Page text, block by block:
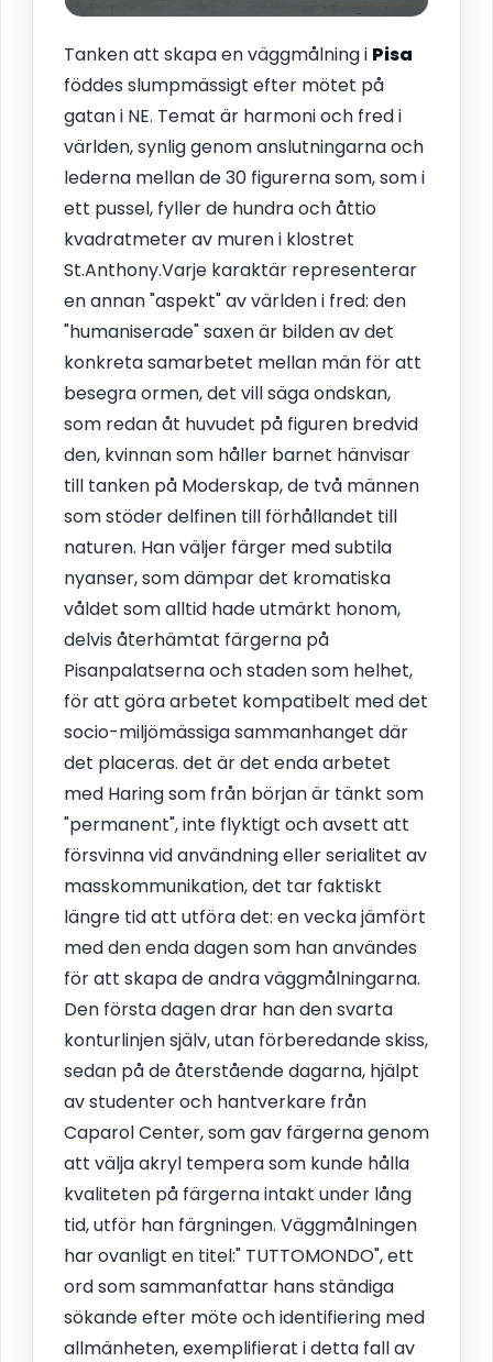
Tanken att skapa en väggmålning i Pisa
föddes slumpmässigt efter mötet på
gatan i NE. Temat är harmoni och fred i
världen, synlig genom anslutningarna och
lederna mellan de 30 figurerna som, som i
ett pussel, fyller de hundra och åttio
kvadratmeter av muren i klostret
St.Anthony.Varje karaktär representerar
en annan "aspekt" av världen i fred: den
"humaniserade" saxen är bilden av det
konkreta samarbetet mellan män för att
besegra ormen, det vill säga ondskan,
som redan åt huvudet på figuren bredvid
den, kvinnan som håller barnet hänvisar
till tanken på Moderskap, de två männen
som stöder delfinen till förhållandet till
naturen. Han väljer färger med subtila
nyanser, som dämpar det kromatiska
våldet som alltid hade utmärkt honom,
delvis återhämtat färgerna på
Pisanpalatserna och staden som helhet,
för att göra arbetet kompatibelt med det
socio-miljömässiga sammanhanget där
det placeras. det är det enda arbetet
med Haring som från början är tänkt som
"permanent", inte flyktigt och avsett att
försvinna vid användning eller serialitet av
masskommunikation, det tar faktiskt
längre tid att utföra det: en vecka jämfört
med den enda dagen som han användes
för att skapa de andra väggmålningarna.
Den första dagen drar han den svarta
konturlinjen själv, utan förberedande skiss,
sedan på de återstående dagarna, hjälpt
av studenter och hantverkare från
Caparol Center, som gav färgerna genom
att välja akryl tempera som kunde hålla
kvaliteten på färgerna intakt under lång
tid, utför han färgningen. Väggmålningen
har ovanligt en titel:" TUTTOMONDO", ett
ord som sammanfattar hans ständiga
sökande efter möte och identifiering med
allmänheten, exemplifierat i detta fall av